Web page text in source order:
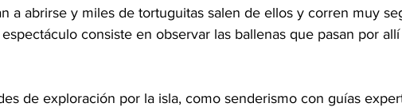
a abrirse y miles de tortuguitas salen de ellos y corren muy
consiste en observar las ballenas que pasan por
de exploración por la isla, como senderismo con guías